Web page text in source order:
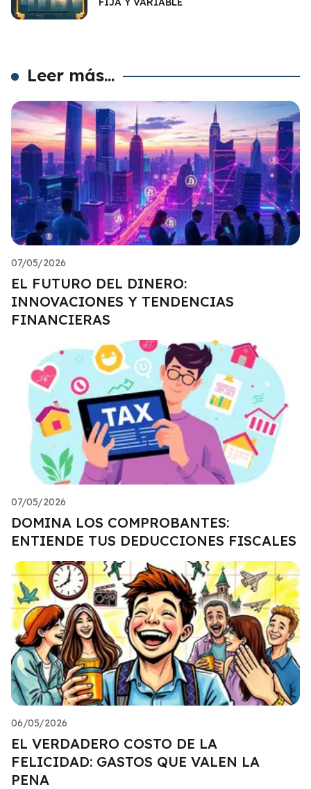
Leer más...
07/05/2026
EL FUTURO DEL DINERO:
INNOVACIONES Y TENDENCIAS
FINANCIERAS
07/05/2026
DOMINA LOS COMPROBANTES:
ENTIENDE TUS DEDUCCIONES FISCALES
06/05/2026
EL VERDADERO COSTO DE LA
FELICIDAD: GASTOS QUE VALEN LA
PENA